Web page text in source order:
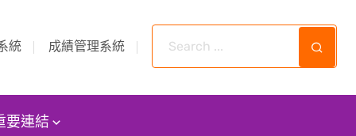
統 成績管理系統
要連結